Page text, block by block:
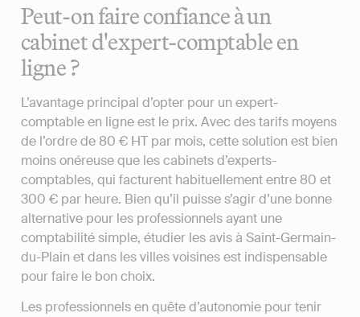
Peut-on faire confiance à un
cabinet d'expert-comptable en
ligne ?
L’avantage principal d’opter pour un expert-
comptable en ligne est le prix. Avec des tarifs moyens
de l’ordre de 80 € HT par mois, cette solution est bien
moins onéreuse que les cabinets d’experts-
comptables, qui facturent habituellement entre 80 et
300 € par heure. Bien qu’il puisse s’agir d’une bonne
alternative pour les professionnels ayant une
comptabilité simple, étudier les avis à Saint-Germain-
du-Plain et dans les villes voisines est indispensable
pour faire le bon choix.
Les professionnels en quête d’autonomie pour tenir